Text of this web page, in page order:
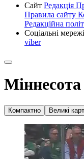
Сайт Редакція
Правила сайту
Редакційна
Соціальні мережі
viber
Компактно Великі